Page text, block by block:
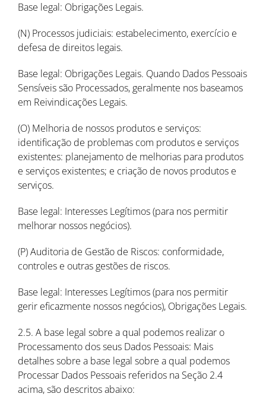
Base legal: Obrigações Legais.
(N) Processos judiciais: estabelecimento, exercício e
defesa de direitos legais.
Base legal: Obrigações Legais. Quando Dados Pessoais
Sensíveis são Processados, geralmente nos baseamos
em Reivindicações Legais.
(O) Melhoria de nossos produtos e serviços:
identificação de problemas com produtos e serviços
existentes: planejamento de melhorias para produtos
e serviços existentes; e criação de novos produtos e
serviços.
Base legal: Interesses Legítimos (para nos permitir
melhorar nossos negócios).
(P) Auditoria de Gestão de Riscos: conformidade,
controles e outras gestões de riscos.
Base legal: Interesses Legítimos (para nos permitir
gerir eficazmente nossos negócios), Obrigações Legais.
2.5. A base legal sobre a qual podemos realizar o
Processamento dos seus Dados Pessoais: Mais
detalhes sobre a base legal sobre a qual podemos
Processar Dados Pessoais referidos na Seção 2.4
acima, são descritos abaixo: